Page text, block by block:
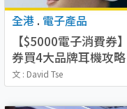
全港 . 電子產品
【$5000電子消費券
券買4大品牌耳機攻
店耳機價錢比較
Sony/Apple/Bose
文 : David Tse